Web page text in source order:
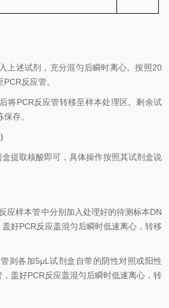
上述试剂，充分混匀后瞬时离心。按照20
PCR反应管。
将PCR反应管转移至样本处理区。剩余试
存。
提取核酸即可 ，具体操作按照其试剂盒说
反应样本管中分别加入处理好的待测标本DN
盖好PCR反应盖混匀后瞬时低速离心，转移
则各加5μL 试剂盒自带的阴性对照或阳性
，盖好PCR反应盖混匀后瞬时低速离心，转